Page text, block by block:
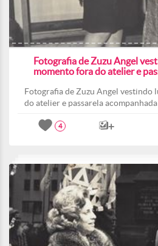
Fotografia de Zuzu Angel
momento fora do atelier e
Fotografia de Zuzu Angel vestindo
do atelier e passarela acompanhada
4